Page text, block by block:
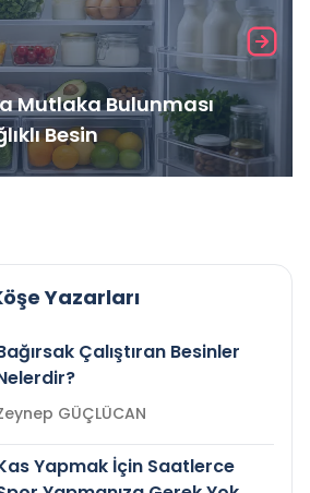
Mutlaka Bulunması
Besin
Yazarları
Çalıştıran Besinler
Zeynep GÜÇLÜCAN
Yapmak İçin Saatlerce